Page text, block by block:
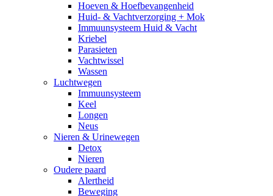
Hoeven & Hoefbevangenheid
Huid- & Vachtverzorging + Mok
Immuunsysteem Huid & Vacht
Kriebel
Parasieten
Vachtwissel
Wassen
Luchtwegen
Immuunsysteem
Keel
Longen
Neus
Nieren & Urinewegen
Detox
Nieren
Oudere paard
Alertheid
Beweging